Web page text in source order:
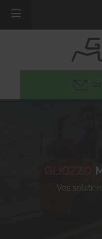
GLIOZZO
Vos